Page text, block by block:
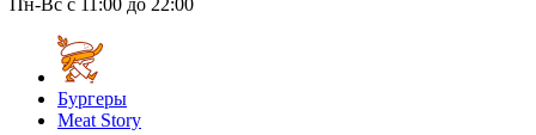
Пн-Вс с 11:00 до 22:00
Бургеры
Meat Story